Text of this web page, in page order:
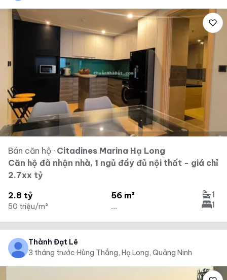
Bán căn hộ · Citadines Marina Hạ Long
Căn hộ đã nhận nhà, 1 ngủ đầy đủ nội thất - giá chỉ
2.7xx tỷ
2.8 tỷ
50 triệu/m²
56 m²
...
1
1
Thành Đạt Lê
3 tháng trước·Hùng Thắng, Hạ Long, Quảng Ninh